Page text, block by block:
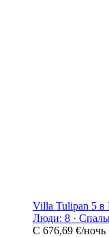
Villa Tulipan 5 в
Люди: 8 ·
С 676,69 €/ночь